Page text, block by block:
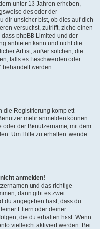
unter 13 Jahren erheben,
des oder der
dir unsicher bist, ob dies auf dich
versuchst, zutrifft, ziehe einen
phpBB Limited und der
anbieten kann und nicht die
Art ist; außer solchen, die
falls es Beschwerden oder
behandelt werden.
die Registrierung komplett
mehr anmelden können.
oder der Benutzername, mit dem
Um Hilfe zu erhalten, wende
anmelden!
und das richtige
dann gibt es zwei
du angegeben hast, dass du
Eltern oder deiner
die du erhalten hast. Wenn
vielleicht aktiviert werden. Bei